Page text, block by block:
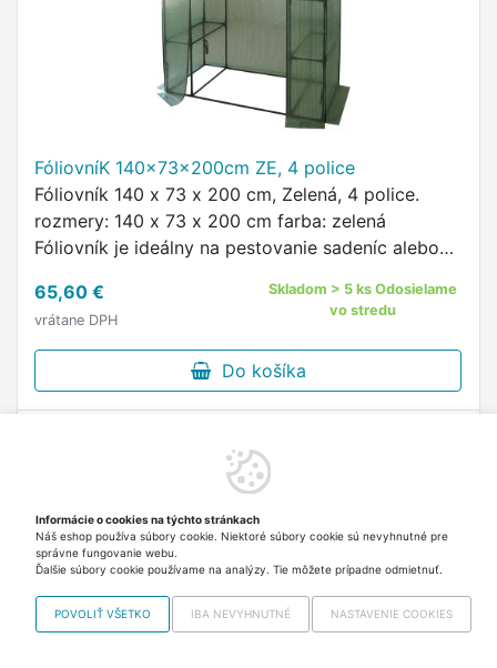
FóliovníK 140x73x200cm ZE, 4 police
Fóliovník 140 x 73 x 200 cm, Zelená, 4 police.
rozmery: 140 x 73 x 200 cm farba: zelená
Fóliovník je ideálny na pestovanie sadeníc alebo
65,60 €
vrátane DPH
Skladom > 5 ks Odosielame
vo stredu
Do košíka
Informácie o cookies na týchto stránkach
Náš eshop používa súbory cookie. Niektoré súbory cookie sú nevyhnutné pre
správne fungovanie webu.
Ďalšie súbory cookie používame na analýzy. Tie môžete prípadne odmietnuť.
POVOLIŤ VŠETKO IBA NEVYHNUTNÉ NASTAVENIE COOKIES